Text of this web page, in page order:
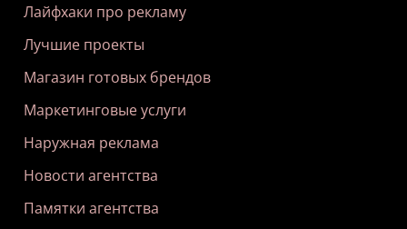
Лайфхаки про рекламу
Лучшие проекты
Магазин готовых брендов
Маркетинговые услуги
Наружная реклама
Новости агентства
Памятки агентства